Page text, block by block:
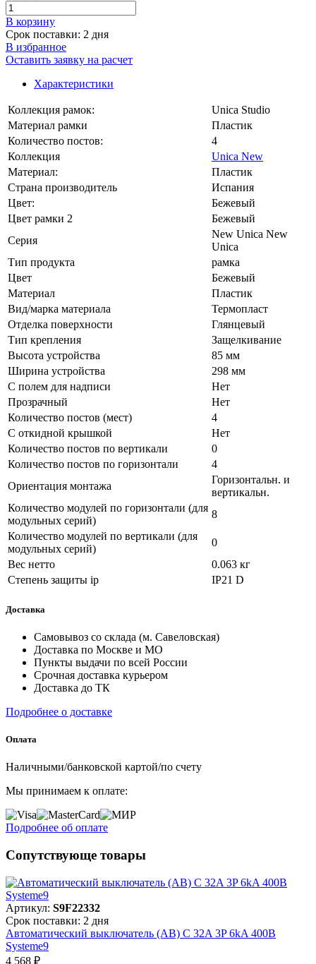
В корзинy
Срок поставки: 2 дня
В избранное
Оставить заявку на расчет
Характеристики
Коллекция рамок:
Unica Studio
Материал рамки
Пластик
Количество постов:
4
Коллекция
Unica New
Материал:
Пластик
Страна производитель
Испания
Цвет:
Бежевый
Цвет рамки 2
Бежевый
Серия
New Unica New
Unica
Тип продукта
рамка
Цвет
Бежевый
Материал
Пластик
Вид/марка материала
Термопласт
Отделка поверхности
Глянцевый
Тип крепления
Защелкивание
Высота устройства
85 мм
Ширина устройства
298 мм
С полем для надписи
Нет
Прозрачный
Нет
Количество постов (мест)
4
С откидной крышкой
Нет
Количество постов по вертикали
0
Количество постов по горизонтали
4
Ориентация монтажа
Горизонтальн. и
вертикальн.
Количество модулей по горизонтали (для
модульных серий)
8
Количество модулей по вертикали (для
модульных серий)
0
Вес нетто
0.063 кг
Степень защиты ip
IP21 D
Доставка
Самовывоз со склада (м. Савеловская)
Доставка по Москве и МО
Пункты выдачи по всей России
Срочная доставка курьером
Доставка до ТК
Подробнее о доставке
Оплата
Наличными/банковской картой/по счету
Мы принимаем к оплате:
Подробнее об оплате
Сопутствующе товары
Артикул: S9F22332
Срок поставки: 2 дня
Автоматический выключатель (АВ) C 32A 3P 6kA 400В
Systeme9
4 568 ₽